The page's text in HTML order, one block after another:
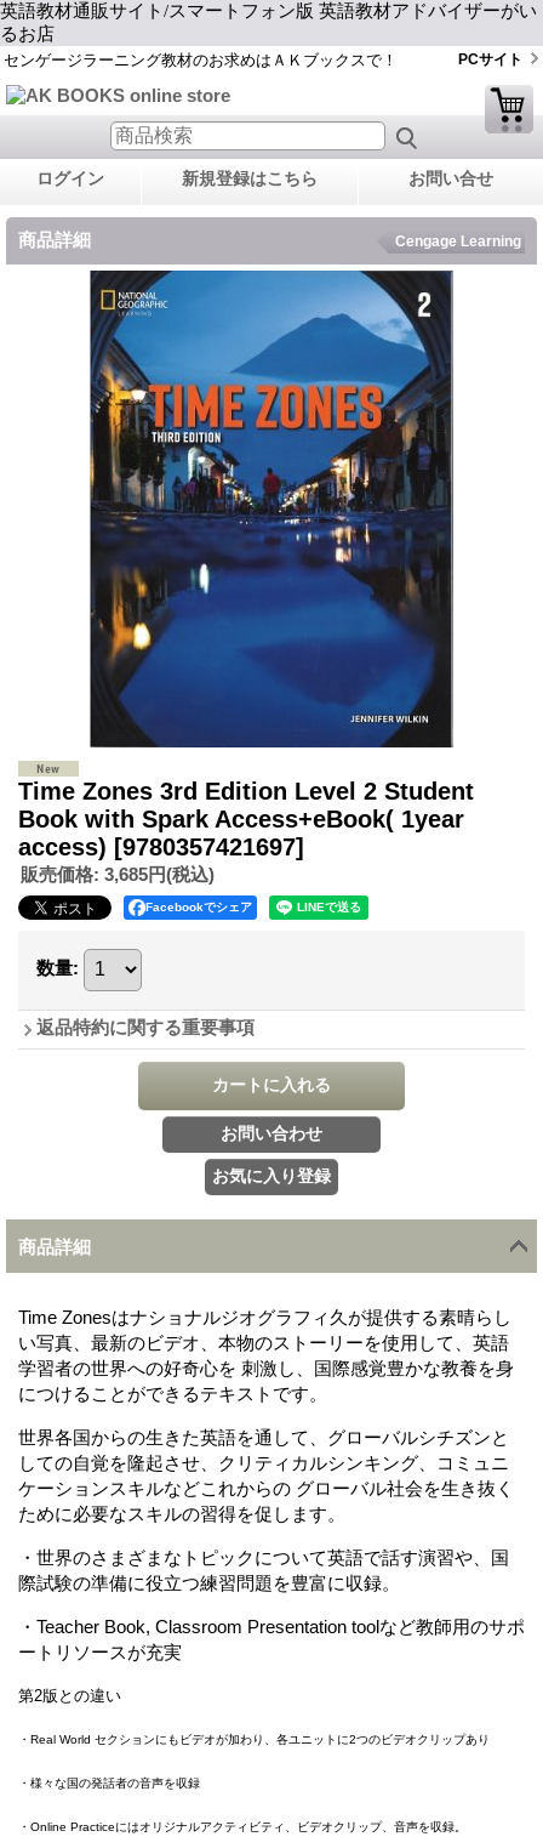
英語教材通販サイト/スマートフォン版 英語教材アドバイザーがい
るお店
センゲージラーニング教材のお求めはＡＫブックスで！ PCサイト
ログイン 新規登録はこちら お問い合せ
商品詳細 Cengage Learning
Time Zones 3rd Edition Level 2 Student
Book with Spark Access+eBook( 1year
access) [9780357421697]
販売価格: 3,685円(税込)
Facebookでシェア
数量:
返品特約に関する重要事項
商品詳細
Time Zonesはナショナルジオグラフィ久が提供する素晴らし
い写真、最新のビデオ、本物のストーリーを使用して、英語
学習者の世界への好奇心を 刺激し、国際感覚豊かな教養を身
につけることができるテキストです。
世界各国からの生きた英語を通して、グローバルシチズンと
しての自覚を隆起させ、クリティカルシンキング、コミュニ
ケーションスキルなどこれからの グローバル社会を生き抜く
ために必要なスキルの習得を促します。
・世界のさまざまなトピックについて英語で話す演習や、国
際試験の準備に役立つ練習問題を豊富に収録。
・Teacher Book, Classroom Presentation toolなど教師用のサポ
ートリソースが充実
第2版との違い
・Real World セクションにもビデオが加わり、各ユニットに2つのビデオクリップあり
・様々な国の発話者の音声を収録
・Online Practiceにはオリジナルアクティビティ、ビデオクリップ、音声を収録。